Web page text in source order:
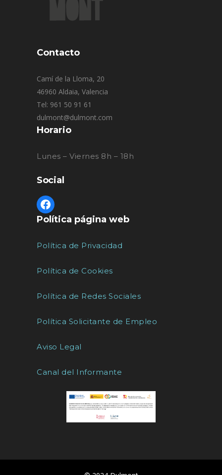
Contacto
Camí de la Lloma, 20
46960 Aldaia, Valencia
Tel: 961 50 91 61
dulmont@dulmont.com
Horario
Lunes – Viernes 8h – 18h
Social
Política página web
Política de Privacidad
Política de Cookies
Política de Redes Sociales
Política Solicitante de Empleo
Aviso Legal
Canal del Informante